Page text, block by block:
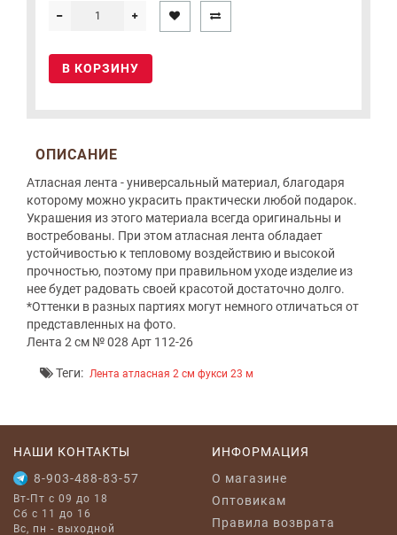
В КОРЗИНУ
ОПИСАНИЕ
Атласная лента - универсальный материал, благодаря
которому можно украсить практически любой подарок.
Украшения из этого материала всегда оригинальны и
востребованы. При этом атласная лента обладает
устойчивостью к тепловому воздействию и высокой
прочностью, поэтому при правильном уходе изделие из
нее будет радовать своей красотой достаточно долго.
*Оттенки в разных партиях могут немного отличаться от
представленных на фото.
Лента 2 см № 028 Арт 112-26
Теги: Лента атласная 2 см фукси 23 м
НАШИ КОНТАКТЫ
8-903-488-83-57
Вт-Пт с 09 до 18
Сб с 11 до 16
Вс, пн - выходной
ИНФОРМАЦИЯ
O магазине
Оптовикам
Правила возврата